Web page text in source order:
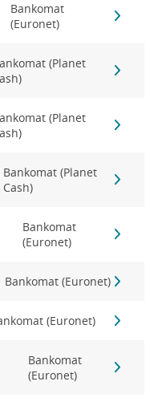
Bankomat
(Euronet)
(Planet
(Planet
Bankomat (Planet
Cash)
Bankomat
(Euronet)
Bankomat (Euronet)
(Euronet)
Bankomat
(Euronet)